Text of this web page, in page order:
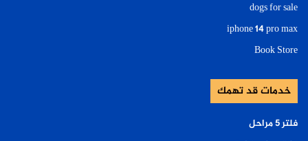
dogs for sale
iphone 14 pro max
Book Store
خدمات قد تهمك
فلتر ٥ مراحل